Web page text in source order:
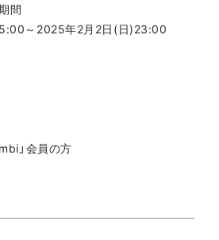
間
～2025年2月2日(日)23:00
」会員の方